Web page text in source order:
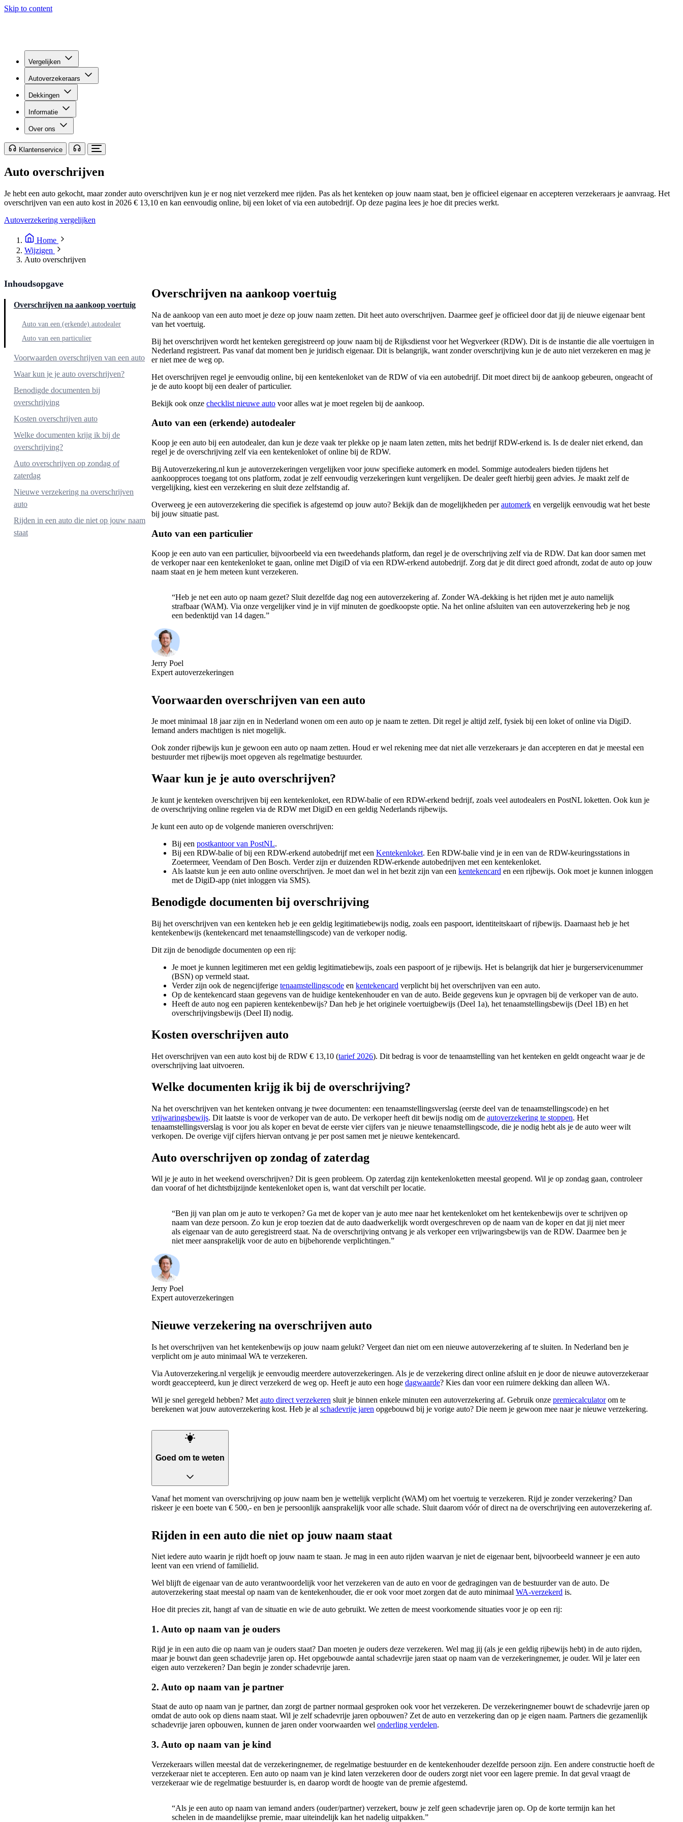
Skip to content
Vergelijken
Autoverzekeraars
Dekkingen
Informatie
Over ons
Klantenservice
Auto overschrijven
Je hebt een auto gekocht, maar zonder auto overschrijven kun je er nog niet verzekerd mee rijden. Pas als het kenteken op jouw naam staat, ben je officieel eigenaar en accepteren verzekeraars je aanvraag. Het
overschrijven van een auto kost in 2026 € 13,10 en kan eenvoudig online, bij een loket of via een autobedrijf. Op deze pagina lees je hoe dit precies werkt.
Autoverzekering vergelijken
Home
Wijzigen
Auto overschrijven
Inhoudsopgave
Overschrijven na aankoop voertuig
Auto van een (erkende) autodealer
Auto van een particulier
Voorwaarden overschrijven van een auto
Waar kun je je auto overschrijven?
Benodigde documenten bij
overschrijving
Kosten overschrijven auto
Welke documenten krijg ik bij de
overschrijving?
Auto overschrijven op zondag of
zaterdag
Nieuwe verzekering na overschrijven
auto
Rijden in een auto die niet op jouw naam
staat
Overschrijven na aankoop voertuig
Na de aankoop van een auto moet je deze op jouw naam zetten. Dit heet auto overschrijven. Daarmee geef je officieel door dat jij de nieuwe eigenaar bent
van het voertuig.
Bij het overschrijven wordt het kenteken geregistreerd op jouw naam bij de Rijksdienst voor het Wegverkeer (RDW). Dit is de instantie die alle voertuigen in
Nederland registreert. Pas vanaf dat moment ben je juridisch eigenaar. Dit is belangrijk, want zonder overschrijving kun je de auto niet verzekeren en mag je
er niet mee de weg op.
Het overschrijven regel je eenvoudig online, bij een kentekenloket van de RDW of via een autobedrijf. Dit moet direct bij de aankoop gebeuren, ongeacht of
je de auto koopt bij een dealer of particulier.
Bekijk ook onze checklist nieuwe auto voor alles wat je moet regelen bij de aankoop.
Auto van een (erkende) autodealer
Koop je een auto bij een autodealer, dan kun je deze vaak ter plekke op je naam laten zetten, mits het bedrijf RDW-erkend is. Is de dealer niet erkend, dan
regel je de overschrijving zelf via een kentekenloket of online bij de RDW.
Bij Autoverzekering.nl kun je autoverzekeringen vergelijken voor jouw specifieke automerk en model. Sommige autodealers bieden tijdens het
aankoopproces toegang tot ons platform, zodat je zelf eenvoudig verzekeringen kunt vergelijken. De dealer geeft hierbij geen advies. Je maakt zelf de
vergelijking, kiest een verzekering en sluit deze zelfstandig af.
Overweeg je een autoverzekering die specifiek is afgestemd op jouw auto? Bekijk dan de mogelijkheden perautomerk en vergelijk eenvoudig wat het beste
bij jouw situatie past.
Auto van een particulier
Koop je een auto van een particulier, bijvoorbeeld via een tweedehands platform, dan regel je de overschrijving zelf via de RDW. Dat kan door samen met
de verkoper naar een kentekenloket te gaan, online met DigiD of via een RDW-erkend autobedrijf. Zorg dat je dit direct goed afrondt, zodat de auto op jouw
naam staat en je hem meteen kunt verzekeren.
“Heb je net een auto op naam gezet? Sluit dezelfde dag nog een autoverzekering af. Zonder WA-dekking is het rijden met je auto namelijk
strafbaar (WAM). Via onze vergelijker vind je in vijf minuten de goedkoopste optie. Na het online afsluiten van een autoverzekering heb je nog
een bedenktijd van 14 dagen.”
Jerry Poel
Expert autoverzekeringen
Voorwaarden overschrijven van een auto
Je moet minimaal 18 jaar zijn en in Nederland wonen om een auto op je naam te zetten. Dit regel je altijd zelf, fysiek bij een loket of online via DigiD.
Iemand anders machtigen is niet mogelijk.
Ook zonder rijbewijs kun je gewoon een auto op naam zetten. Houd er wel rekening mee dat niet alle verzekeraars je dan accepteren en dat je meestal een
bestuurder met rijbewijs moet opgeven als regelmatige bestuurder.
Waar kun je je auto overschrijven?
Je kunt je kenteken overschrijven bij een kentekenloket, een RDW-balie of een RDW-erkend bedrijf, zoals veel autodealers en PostNL loketten. Ook kun je
de overschrijving online regelen via de RDW met DigiD en een geldig Nederlands rijbewijs.
Je kunt een auto op de volgende manieren overschrijven:
Bij een postkantoor van PostNL.
Bij een RDW-balie of bij een RDW-erkend autobedrijf met een Kentekenloket. Een RDW-balie vind je in een van de RDW-keuringsstations in
Zoetermeer, Veendam of Den Bosch. Verder zijn er duizenden RDW-erkende autobedrijven met een kentekenloket.
Als laatste kun je een auto online overschrijven. Je moet dan wel in het bezit zijn van een kentekencard en een rijbewijs. Ook moet je kunnen inloggen
met de DigiD-app (niet inloggen via SMS).
Benodigde documenten bij overschrijving
Bij het overschrijven van een kenteken heb je een geldig legitimatiebewijs nodig, zoals een paspoort, identiteitskaart of rijbewijs. Daarnaast heb je het
kentekenbewijs (kentekencard met tenaamstellingscode) van de verkoper nodig.
Dit zijn de benodigde documenten op een rij:
Je moet je kunnen legitimeren met een geldig legitimatiebewijs, zoals een paspoort of je rijbewijs. Het is belangrijk dat hier je burgerservicenummer
(BSN) op vermeld staat.
Verder zijn ook de negencijferige tenaamstellingscode en kentekencard verplicht bij het overschrijven van een auto.
Op de kentekencard staan gegevens van de huidige kentekenhouder en van de auto. Beide gegevens kun je opvragen bij de verkoper van de auto.
Heeft de auto nog een papieren kentekenbewijs? Dan heb je het originele voertuigbewijs (Deel 1a), het tenaamstellingsbewijs (Deel 1B) en het
overschrijvingsbewijs (Deel II) nodig.
Kosten overschrijven auto
Het overschrijven van een auto kost bij de RDW € 13,10 (tarief 2026). Dit bedrag is voor de tenaamstelling van het kenteken en geldt ongeacht waar je de
overschrijving laat uitvoeren.
Welke documenten krijg ik bij de overschrijving?
Na het overschrijven van het kenteken ontvang je twee documenten: een tenaamstellingsverslag (eerste deel van de tenaamstellingscode) en het
vrijwaringsbewijs. Dit laatste is voor de verkoper van de auto. De verkoper heeft dit bewijs nodig om de autoverzekering te stoppen. Het
tenaamstellingsverslag is voor jou als koper en bevat de eerste vier cijfers van je nieuwe tenaamstellingscode, die je nodig hebt als je de auto weer wilt
verkopen. De overige vijf cijfers hiervan ontvang je per post samen met je nieuwe kentekencard.
Auto overschrijven op zondag of zaterdag
Wil je je auto in het weekend overschrijven? Dit is geen probleem. Op zaterdag zijn kentekenloketten meestal geopend. Wil je op zondag gaan, controleer
dan vooraf of het dichtstbijzijnde kentekenloket open is, want dat verschilt per locatie.
“Ben jij van plan om je auto te verkopen? Ga met de koper van je auto mee naar het kentekenloket om het kentekenbewijs over te schrijven op
naam van deze persoon. Zo kun je erop toezien dat de auto daadwerkelijk wordt overgeschreven op de naam van de koper en dat jij niet meer
als eigenaar van de auto geregistreerd staat. Na de overschrijving ontvang je als verkoper een vrijwaringsbewijs van de RDW. Daarmee ben je
niet meer aansprakelijk voor de auto en bijbehorende verplichtingen.”
Jerry Poel
Expert autoverzekeringen
Nieuwe verzekering na overschrijven auto
Is het overschrijven van het kentekenbewijs op jouw naam gelukt? Vergeet dan niet om een nieuwe autoverzekering af te sluiten. In Nederland ben je
verplicht om je auto minimaal WA te verzekeren.
Via Autoverzekering.nl vergelijk je eenvoudig meerdere autoverzekeringen. Als je de verzekering direct online afsluit en je door de nieuwe autoverzekeraar
wordt geaccepteerd, kun je direct verzekerd de weg op. Heeft je auto een hoge dagwaarde? Kies dan voor een ruimere dekking dan alleen WA.
Wil je snel geregeld hebben? Met auto direct verzekeren sluit je binnen enkele minuten een autoverzekering af. Gebruik onze premiecalculatorom te
berekenen wat jouw autoverzekering kost. Heb je al schadevrije jaren opgebouwd bij je vorige auto? Die neem je gewoon mee naar je nieuwe verzekering.
Goed om te weten
Vanaf het moment van overschrijving op jouw naam ben je wettelijk verplicht (WAM) om het voertuig te verzekeren. Rijd je zonder verzekering? Dan
riskeer je een boete van € 500,- en ben je persoonlijk aansprakelijk voor alle schade. Sluit daarom vóór of direct na de overschrijving een autoverzekering af.
Rijden in een auto die niet op jouw naam staat
Niet iedere auto waarin je rijdt hoeft op jouw naam te staan. Je mag in een auto rijden waarvan je niet de eigenaar bent, bijvoorbeeld wanneer je een auto
leent van een vriend of familielid.
Wel blijft de eigenaar van de auto verantwoordelijk voor het verzekeren van de auto en voor de gedragingen van de bestuurder van de auto. De
autoverzekering staat meestal op naam van de kentekenhouder, die er ook voor moet zorgen dat de auto minimaal WA-verzekerd is.
Hoe dit precies zit, hangt af van de situatie en wie de auto gebruikt. We zetten de meest voorkomende situaties voor je op een rij:
1. Auto op naam van je ouders
Rijd je in een auto die op naam van je ouders staat? Dan moeten je ouders deze verzekeren. Wel mag jij (als je een geldig rijbewijs hebt) in de auto rijden,
maar je bouwt dan geen schadevrije jaren op. Het opgebouwde aantal schadevrije jaren staat op naam van de verzekeringnemer, je ouder. Wil je later een
eigen auto verzekeren? Dan begin je zonder schadevrije jaren.
2. Auto op naam van je partner
Staat de auto op naam van je partner, dan zorgt de partner normaal gesproken ook voor het verzekeren. De verzekeringnemer bouwt de schadevrije jaren op
omdat de auto ook op diens naam staat. Wil je zelf schadevrije jaren opbouwen? Zet de auto en verzekering dan op je eigen naam. Partners die gezamenlijk
schadevrije jaren opbouwen, kunnen de jaren onder voorwaarden wel onderling verdelen.
3. Auto op naam van je kind
Verzekeraars willen meestal dat de verzekeringnemer, de regelmatige bestuurder en de kentekenhouder dezelfde persoon zijn. Een andere constructie hoeft de
verzekeraar niet te accepteren. Een auto op naam van je kind laten verzekeren door de ouders zorgt niet voor een lagere premie. In dat geval vraagt de
verzekeraar wie de regelmatige bestuurder is, en daarop wordt de hoogte van de premie afgestemd.
“Als je een auto op naam van iemand anders (ouder/partner) verzekert, bouw je zelf geen schadevrije jaren op. Op de korte termijn kan het
schelen in de maandelijkse premie, maar uiteindelijk kan het nadelig uitpakken.”